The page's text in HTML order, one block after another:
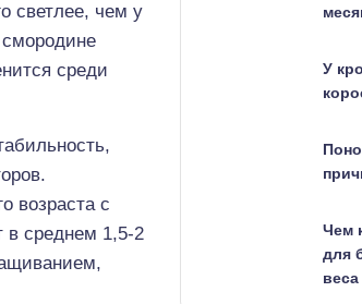
светлее, чем у
среди
возраста с
в среднем 1,5-2
У
Чем
для
веса